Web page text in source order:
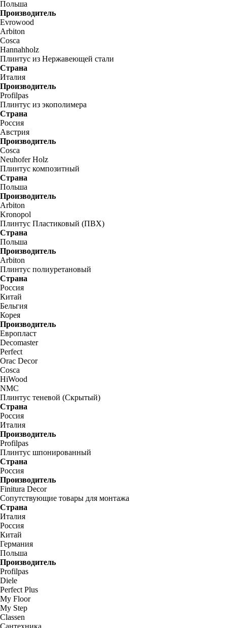
Польша
Производитель
Evrowood
Arbiton
Cosca
Hannahholz
Плинтус из Нержавеющей стали
Страна
Италия
Производитель
Profilpas
Плинтус из экополимера
Страна
Россия
Австрия
Производитель
Cosca
Neuhofer Holz
Плинтус композитный
Страна
Польша
Производитель
Arbiton
Kronopol
Плинтус Пластиковый (ПВХ)
Страна
Польша
Производитель
Arbiton
Плинтус полиуретановый
Страна
Россия
Китай
Бельгия
Корея
Производитель
Европласт
Decomaster
Perfect
Orac Decor
Cosca
HiWood
NMC
Плинтус теневой (Скрытый)
Страна
Россия
Италия
Производитель
Profilpas
Плинтус шпонированный
Страна
Россия
Производитель
Finitura Decor
Сопутствующие товары для монтажа
Страна
Италия
Россия
Китай
Германия
Польша
Производитель
Profilpas
Diele
Perfect Plus
My Floor
My Step
Classen
Сантехника